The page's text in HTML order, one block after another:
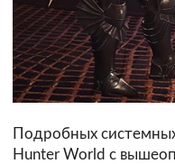
Подробных
Hunter World с